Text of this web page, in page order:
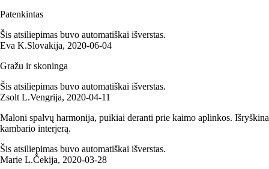
Patenkintas
Šis atsiliepimas buvo automatiškai išverstas.
Eva K.Slovakija, 2020‑06‑04
Gražu ir skoninga
Šis atsiliepimas buvo automatiškai išverstas.
Zsolt L.Vengrija, 2020‑04‑11
Maloni spalvų harmonija, puikiai deranti prie kaimo aplinkos. Išryškina
kambario interjerą.
Šis atsiliepimas buvo automatiškai išverstas.
Marie L.Čekija, 2020‑03‑28